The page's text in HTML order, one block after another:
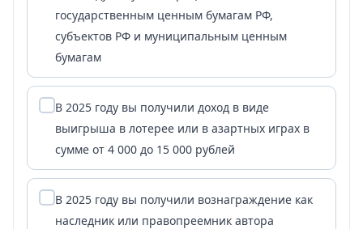
государственным ценным бумагам РФ,
субъектов РФ и муниципальным ценным
бумагам
В 2025 году вы получили доход в виде
выигрыша в лотерее или в азартных играх в
сумме от 4 000 до 15 000 рублей
В 2025 году вы получили вознаграждение как
наследник или правопреемник автора